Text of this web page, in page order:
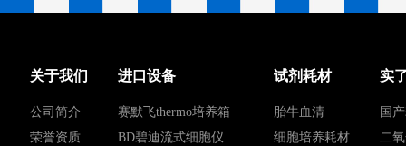
关于我们
公司简介
荣誉资质
进口设备
赛默飞thermo培养箱
BD碧迪流式细胞仪
试剂耗材
胎牛血清
细胞培养耗材
实
国
二